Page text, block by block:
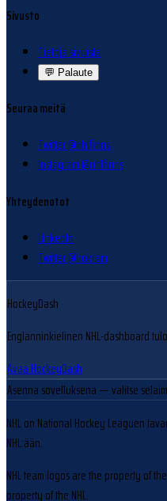
Sivusto
Tietoja sivuista
💬 Palaute
Seuraa meitä
Twitter @nhlfinns
Instagram @nhlfinns
Yhteydenotot
LinkedIn
Twitter @hokram
HockeyDash
Englanninkielinen NHL-dashboard
Avaa HockeyDash
Asenna sovelluksena — valitse
NHL on National Hockey Leaguen
NHL:ään.
NHL team logos are the property of
property of the NHL.